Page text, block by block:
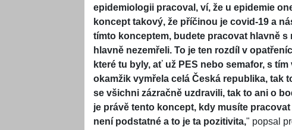
epidemiologii pracoval, ví, že u epidemie
koncept takový, že příčinou je covid-19 a
tímto konceptem, budete pracovat hlavně
hlavně nezemřeli. To je ten rozdíl v
které tu byly, ať už PES nebo semafor, s
okamžik vymřela celá Česká republika, tak
se všichni zázračně uzdravili, tak to ani o
je právě tento koncept, kdy musíte
není podstatné a to je ta pozitivita," popsal